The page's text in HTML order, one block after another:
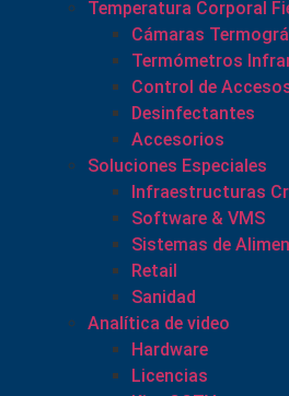
Temperatura Corporal
Cámaras
Termómetros
Control de
Desinfectantes
Accesorios
Soluciones Especiales
Infraestructuras
Software & VMS
Sistemas de
Retail
Sanidad
Analítica de video
Hardware
Licencias